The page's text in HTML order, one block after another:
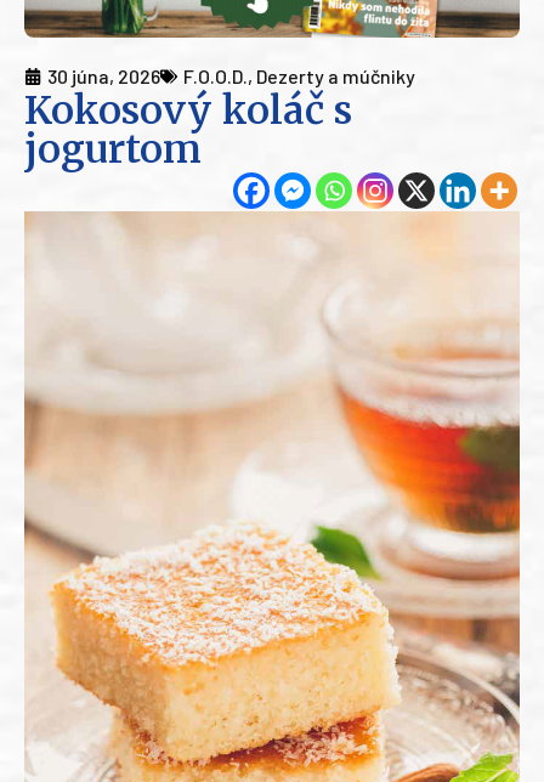
30 júna, 2026 F.O.O.D., Dezerty a múčniky
Kokosový koláč s
jogurtom